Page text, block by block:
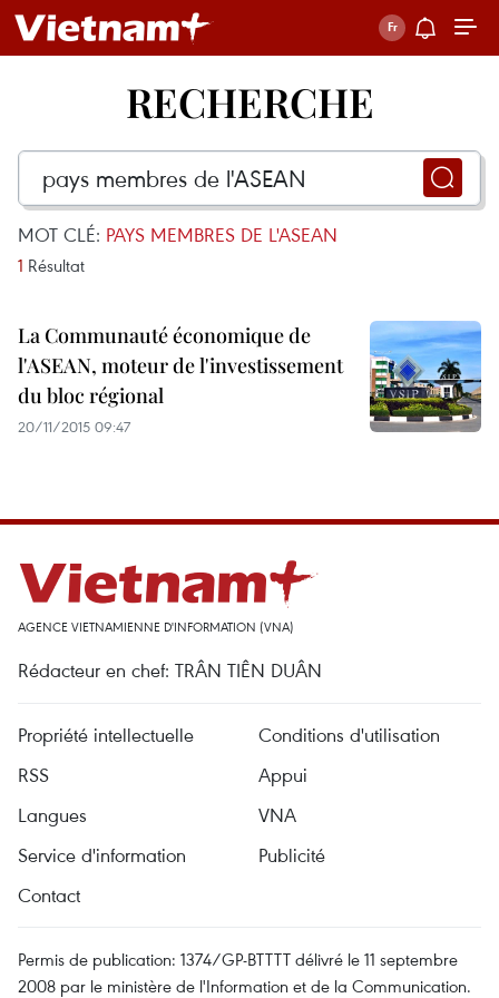
RECHERCHE
MOT CLÉ: PAYS MEMBRES DE L'ASEAN
1 Résultat
La Communauté économique de
l'ASEAN, moteur de l'investissement
du bloc régional
20/11/2015 09:47
AGENCE VIETNAMIENNE D'INFORMATION (VNA)
Rédacteur en chef: TRÂN TIÊN DUÂN
Propriété intellectuelle
Conditions d'utilisation
RSS
Appui
Langues
VNA
Service d'information
Publicité
Contact
Permis de publication: 1374/GP-BTTTT délivré le 11 septembre
2008 par le ministère de l'Information et de la Communication.